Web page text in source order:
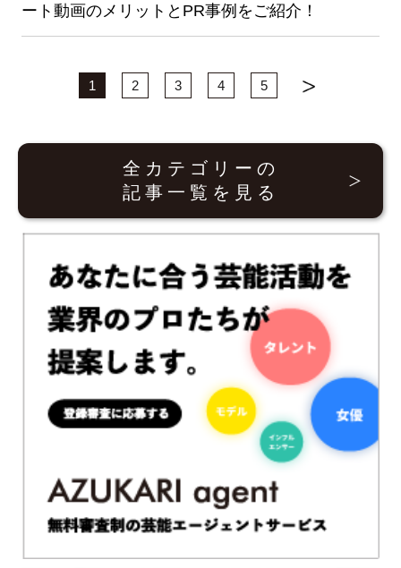
ート動画のメリットとPR事例をご紹介！
1 2 3 4 5
全カテゴリーの
記事一覧を見る